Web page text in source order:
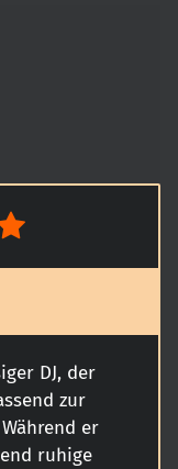
DJ, der
zur
er
ruhige